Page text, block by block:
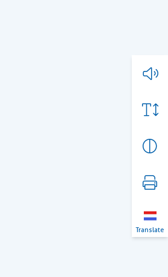
Translate